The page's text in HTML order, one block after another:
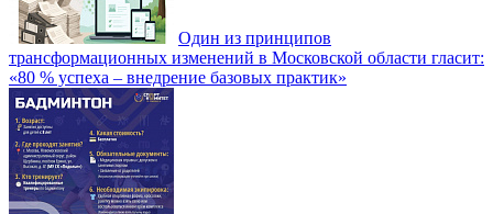
Один из принципов
трансформационных изменений в Московской области гласит:
«80 % успеха – внедрение базовых практик»